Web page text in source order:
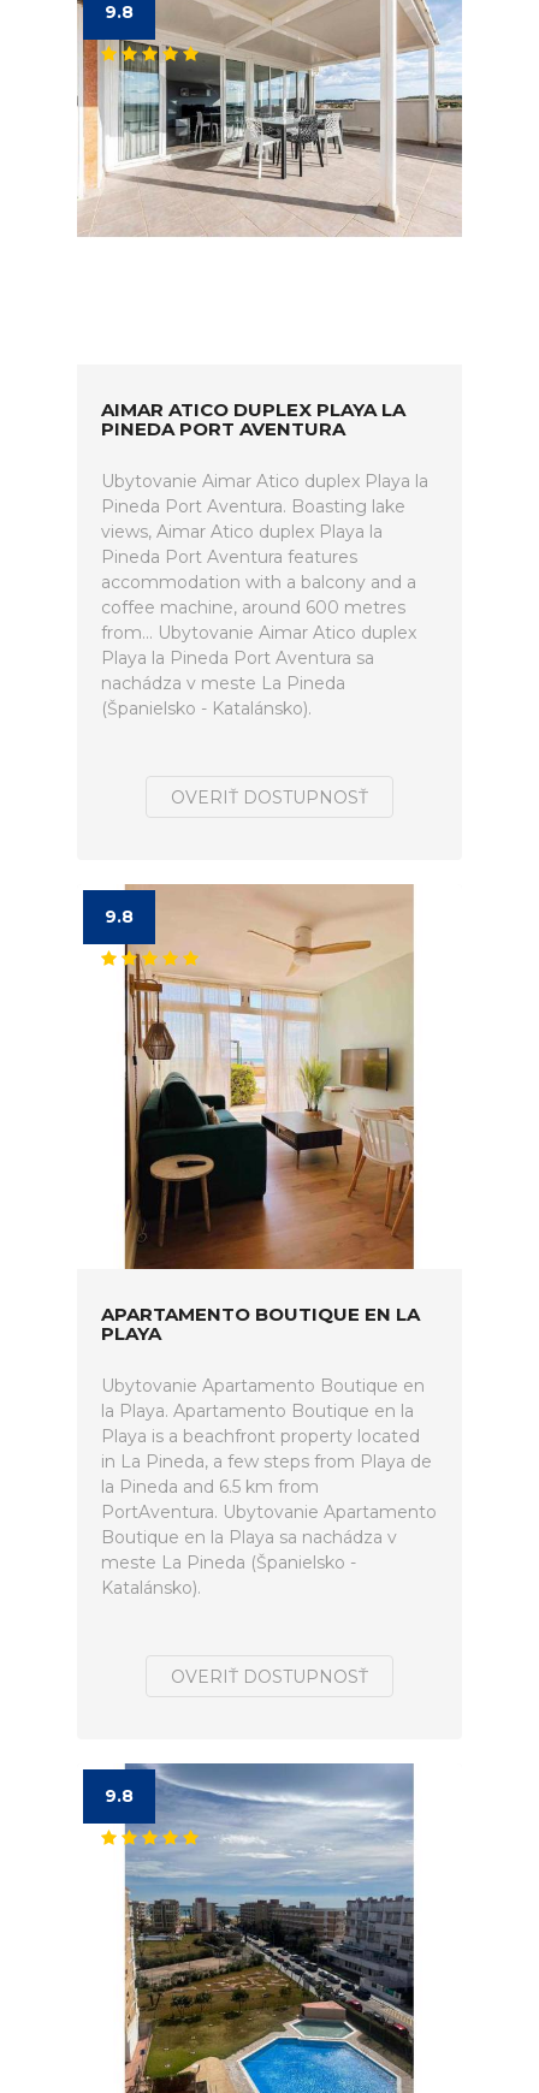
9.8
AIMAR ATICO DUPLEX PLAYA LA
PINEDA PORT AVENTURA
Ubytovanie Aimar Atico duplex Playa la
Pineda Port Aventura. Boasting lake
views, Aimar Atico duplex Playa la
Pineda Port Aventura features
accommodation with a balcony and a
coffee machine, around 600 metres
from... Ubytovanie Aimar Atico duplex
Playa la Pineda Port Aventura sa
nachádza v meste La Pineda
(Španielsko - Katalánsko).
OVERIŤ DOSTUPNOSŤ
9.8
APARTAMENTO BOUTIQUE EN LA
PLAYA
Ubytovanie Apartamento Boutique en
la Playa. Apartamento Boutique en la
Playa is a beachfront property located
in La Pineda, a few steps from Playa de
la Pineda and 6.5 km from
PortAventura. Ubytovanie Apartamento
Boutique en la Playa sa nachádza v
meste La Pineda (Španielsko -
Katalánsko).
OVERIŤ DOSTUPNOSŤ
9.8